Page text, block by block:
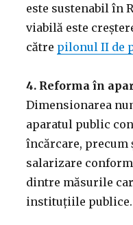
este sustenabil în
viabilă este
către pilonul II de
4. Reforma în
Dimensionarea
aparatul public
încărcare,
salarizare
dintre măsurile
instituțiile publice.